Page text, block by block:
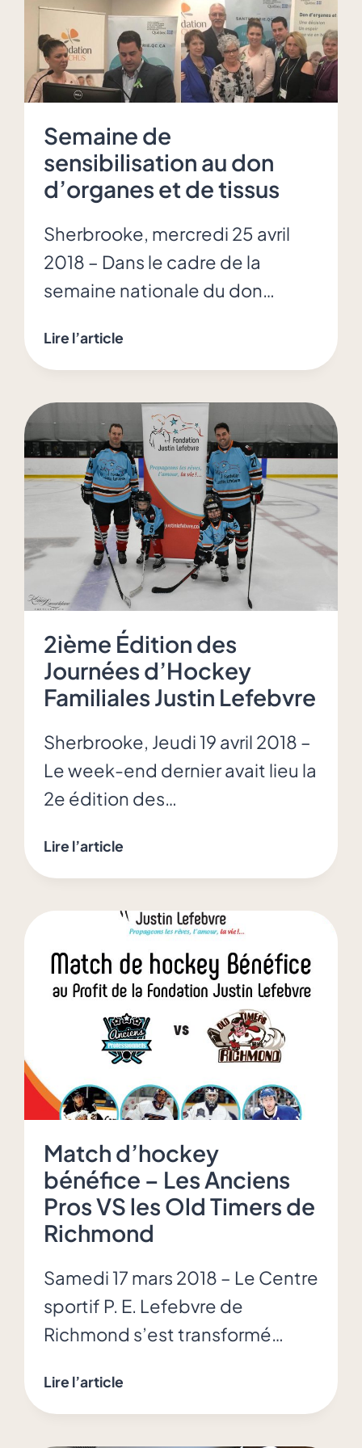
Semaine de
sensibilisation au don
d’organes et de tissus
Sherbrooke, mercredi 25 avril
2018 – Dans le cadre de la
semaine nationale du don…
Lire l’article
au
don
d’organes
et
de
tissus
2ième Édition des
Journées d’Hockey
Familiales Justin Lefebvre
Sherbrooke, Jeudi 19 avril 2018 –
Le week-end dernier avait lieu la
2e édition des…
Lire l’article
Journées
d’Hockey
Familiales
Justin
Lefebvre
Match d’hockey
bénéfice – Les Anciens
Pros VS les Old Timers de
Richmond
Samedi 17 mars 2018 – Le Centre
sportif P. E. Lefebvre de
Richmond s’est transformé…
Lire l’article